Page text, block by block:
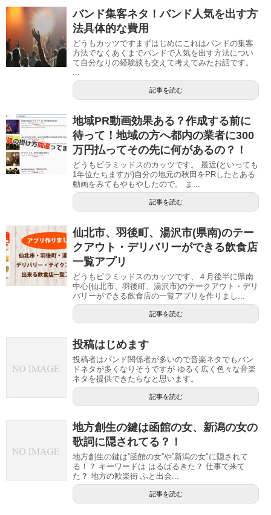
バンド集客ネタ！バンド人気を出す方
法具体的な費用
どうもカッツですまずはじめにこれはバンドの集客
方法でなくあくまでバンドで人気を出す方法につい
て自分なりの経験談も交えて考えてみたお話です。
記事を読む
地域PR動画効果ある？作成する前に
待って！地域の方へ都内の業者に300
万円払ってその先に何があるの？！
どうもピラミッドスのカッツです。 最近(といっても
1年位たちますが)自分の地元の秋田をPRしたとある
動画をみてもやもやしたので。 ま...
記事を読む
仙北市、羽後町、湯沢市(県南)のテー
クアウト・デリバリーができる飲食店
一覧アプリ
どうもピラミッドスのカッツです、４月後半に県南
中心(仙北市、羽後町、湯沢市)のテークアウト・デリ
バリーができる飲食店の一覧アプリを作りまし...
記事を読む
投稿はじめます
投稿者はバンド関係者が多いので音楽ネタでもバン
ドネタが多くなりそうですが ゆるく広く色々な音楽
ネタを提供できたらなと思います。
記事を読む
地方創生の鍵は函館の女、新潟の女の
歌詞に隠されてる？！
地方創生の鍵は”函館の女”や”新潟の女"に隠されて
る！？ キーワードは はるばるきた？ 仕事で来て
た？ 地方の歓楽街 ふと出会...
記事を読む